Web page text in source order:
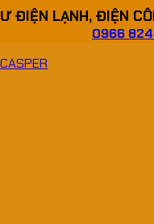
ĐIỆN LẠNH, ĐIỆN
0966 824